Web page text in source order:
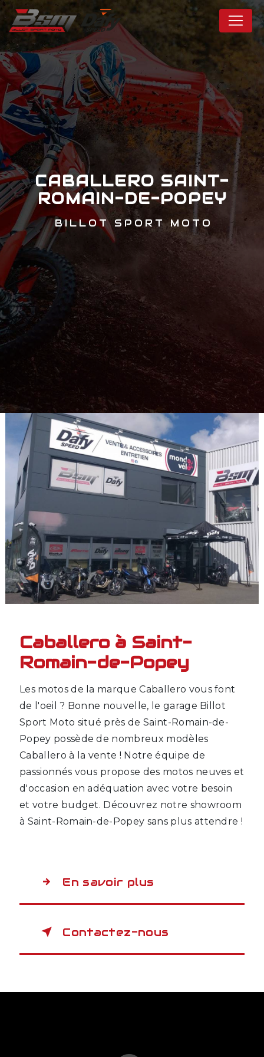
CABALLERO SAINT-
ROMAIN-DE-POPEY
BILLOT SPORT MOTO
Caballero à Saint-
Romain-de-Popey
Les motos de la marque Caballero vous font
de l'oeil ? Bonne nouvelle, le garage Billot
Sport Moto situé près de Saint-Romain-de-
Popey possède de nombreux modèles
Caballero à la vente ! Notre équipe de
passionnés vous propose des motos neuves et
d'occasion en adéquation avec votre besoin
et votre budget. Découvrez notre showroom
à Saint-Romain-de-Popey sans plus attendre !
En savoir plus
Contactez-nous
Panneau de gestion des cookies